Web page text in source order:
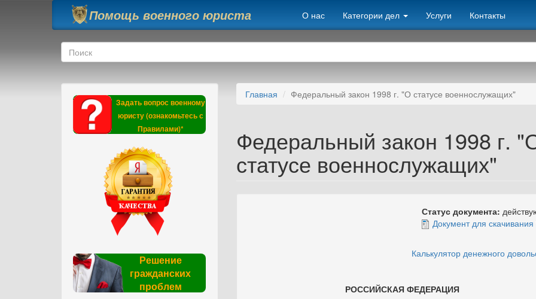
Перейти к основному содержанию
Помощь военного юриста О нас Категории дел Услуги Контакты
Форма поиска
Поиск
Задать вопрос военному
юристу (ознакомьтесь с
Правилами)*
Решение
гражданских
проблем
Главная Федеральный закон 1998 г. "О статусе военнослужащих"
Федеральный закон 1998 г.
статусе военнослужащих"
Статус документа:
Документ для
Калькулятор денежного
РОССИЙСКАЯ ФЕДЕРАЦИЯ